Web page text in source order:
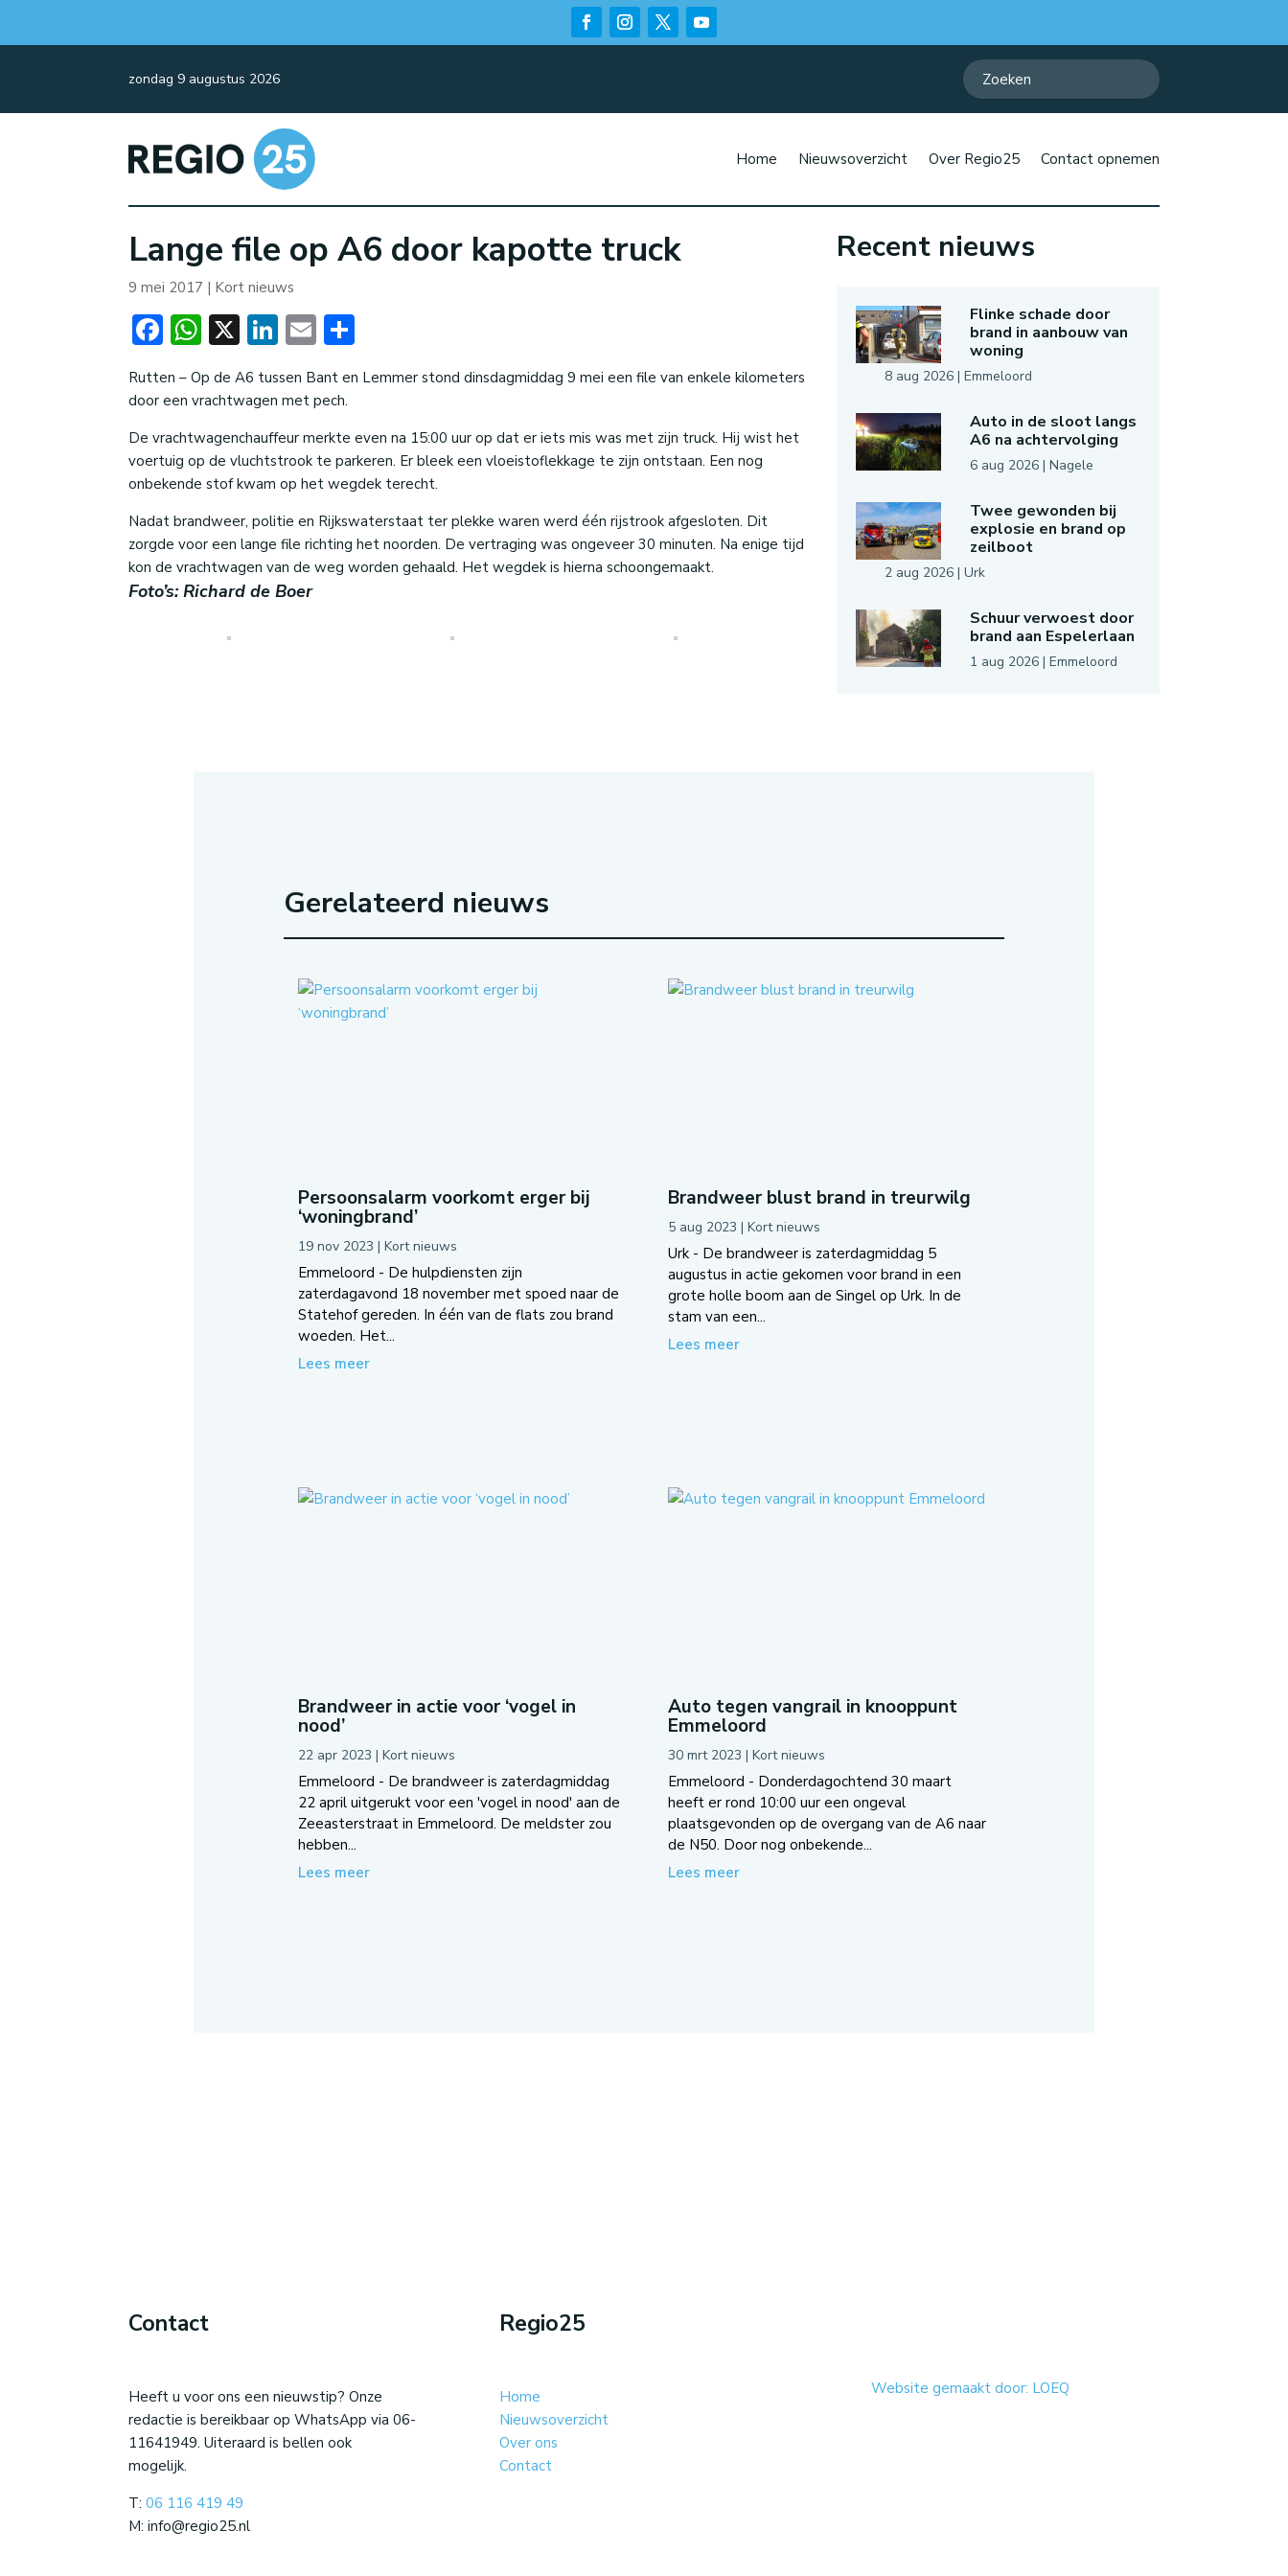
zondag 9 augustus 2026
Home Nieuwsoverzicht Over Regio25 Contact opnemen
Lange file op A6 door kapotte truck
9 mei 2017 | Kort nieuws
Facebook
WhatsApp
X LinkedIn
Email
Rutten – Op de A6 tussen Bant en Lemmer stond dinsdagmiddag 9 mei een file van enkele kilometers
door een vrachtwagen met pech.
De vrachtwagenchauffeur merkte even na 15:00 uur op dat er iets mis was met zijn truck. Hij wist het
voertuig op de vluchtstrook te parkeren. Er bleek een vloeistoflekkage te zijn ontstaan. Een nog
onbekende stof kwam op het wegdek terecht.
Nadat brandweer, politie en Rijkswaterstaat ter plekke waren werd één rijstrook afgesloten. Dit
zorgde voor een lange file richting het noorden. De vertraging was ongeveer 30 minuten. Na enige tijd
kon de vrachtwagen van de weg worden gehaald. Het wegdek is hierna schoongemaakt.
Foto’s: Richard de Boer
Recent nieuws
Flinke schade door
brand in aanbouw van
woning
8 aug 2026| Emmeloord
Auto in de sloot langs
A6 na achtervolging
6 aug 2026| Nagele
Twee gewonden bij
explosie en brand op
zeilboot
2 aug 2026| Urk
Schuur verwoest door
brand aan Espelerlaan
1 aug 2026| Emmeloord
Gerelateerd nieuws
Persoonsalarm voorkomt erger bij
‘woningbrand’
19 nov 2023 | Kort nieuws
Emmeloord - De hulpdiensten zijn
zaterdagavond 18 november met spoed naar de
Statehof gereden. In één van de flats zou brand
woeden. Het...
Lees meer
Brandweer blust brand in treurwilg
5 aug 2023 | Kort nieuws
Urk - De brandweer is zaterdagmiddag 5
augustus in actie gekomen voor brand in een
grote holle boom aan de Singel op Urk. In de
stam van een...
Lees meer
Brandweer in actie voor ‘vogel in
nood’
22 apr 2023 | Kort nieuws
Emmeloord - De brandweer is zaterdagmiddag
22 april uitgerukt voor een 'vogel in nood' aan de
Zeeasterstraat in Emmeloord. De meldster zou
hebben...
Lees meer
Auto tegen vangrail in knooppunt
Emmeloord
30 mrt 2023 | Kort nieuws
Emmeloord - Donderdagochtend 30 maart
heeft er rond 10:00 uur een ongeval
plaatsgevonden op de overgang van de A6 naar
de N50. Door nog onbekende...
Lees meer
Contact
Heeft u voor ons een nieuwstip? Onze
redactie is bereikbaar op WhatsApp via 06-
11641949. Uiteraard is bellen ook
mogelijk.
T:06 116 419 49
M: info@regio25.nl
Regio25
Home
Nieuwsoverzicht
Over ons
Contact
Website gemaakt door: LOEQ